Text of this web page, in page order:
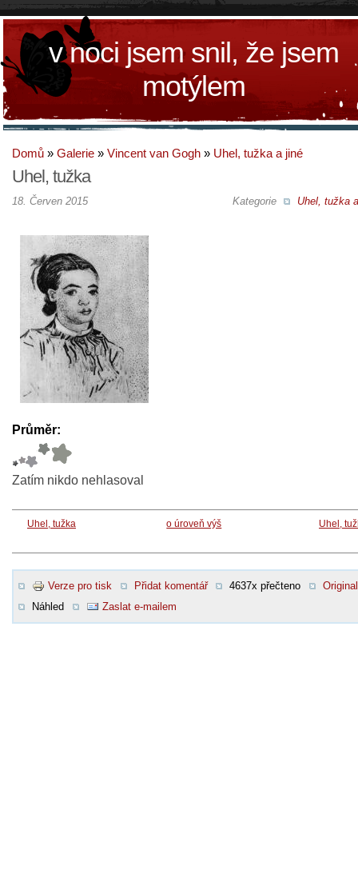
v noci jsem snil, že jsem
motýlem
Domů » Galerie » Vincent van Gogh » Uhel, tužka a jiné
Uhel, tužka
Kategorie Uhel, tužka
18. Červen 2015
Průměr:
Zatím nikdo nehlasoval
Uhel, tužka o úroveň výš Uhel,
Verze pro tisk Přidat komentář 4637x přečteno
Original
Náhled
Zaslat e-mailem